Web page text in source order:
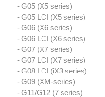
- G05 (X5 series)
- G05 LCI (X5 series)
- G06 (X6 series)
- G06 LCI (X6 series)
- G07 (X7 series)
- G07 LCI (X7 series)
- G08 LCI (iX3 series)
- G09 (XM-series)
- G11/G12 (7 series)